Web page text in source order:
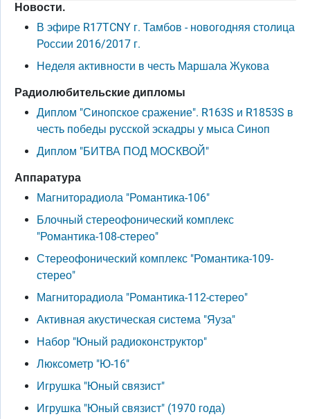
Новости.
В эфире R17TCNY г. Тамбов - новогодняя столица
России 2016/2017 г.
Неделя активности в честь Маршала Жукова
Радиолюбительские дипломы
Диплом "Синопское сражение". R163S и R1853S в
честь победы русской эскадры у мыса Синоп
Диплом "БИТВА ПОД МОСКВОЙ"
Аппаратура
Магниторадиола "Романтика-106"
Блочный стереофонический комплекс
"Романтика-108-стерео"
Стереофонический комплекс "Романтика-109-
стерео"
Магниторадиола "Романтика-112-стерео"
Активная акустическая система "Яуза"
Набор "Юный радиоконструктор"
Люксометр "Ю-16"
Игрушка "Юный связист"
Игрушка "Юный связист" (1970 года)